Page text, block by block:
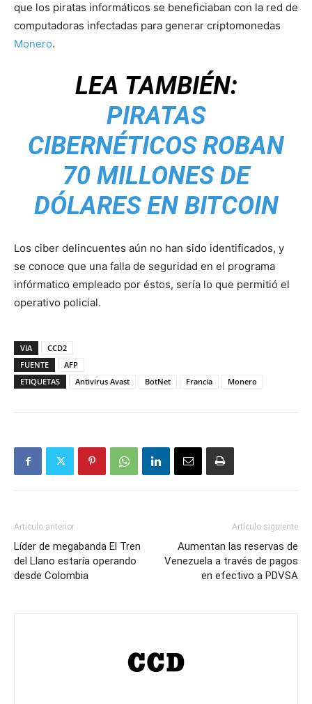
que los piratas informáticos se beneficiaban con la red de
computadoras infectadas para generar criptomonedas
Monero.
LEA TAMBIÉN:
PIRATAS
CIBERNÉTICOS ROBAN
70 MILLONES DE
DÓLARES EN BITCOIN
Los ciber delincuentes aún no han sido identificados, y
se conoce que una falla de seguridad en el programa
infórmatico empleado por éstos, sería lo que permitió el
operativo policial.
VIA
CCD2
FUENTE
AFP
ETIQUETAS
Antivirus Avast BotNet Francia Monero
Artículo anterior
Líder de megabanda El Tren
del Llano estaría operando
desde Colombia
Artículo siguiente
Aumentan las reservas de
Venezuela a través de pagos
en efectivo a PDVSA